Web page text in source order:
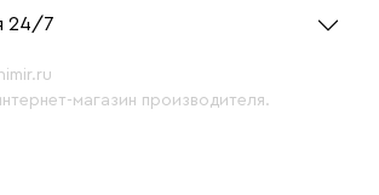
24/7
магазин производителя.